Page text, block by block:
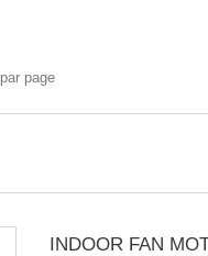
par page
INDOOR FAN